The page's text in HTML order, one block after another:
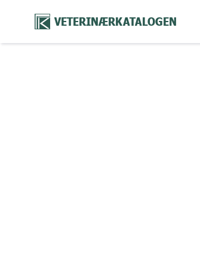
VETERINÆRKATALOGEN